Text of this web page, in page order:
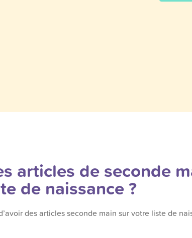
articles de seconde
de naissance ?
des articles seconde main sur votre liste de